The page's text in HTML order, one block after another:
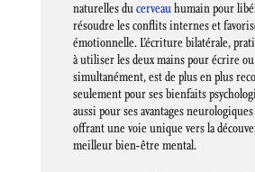
naturelles ducerveauhumain pour
résoudre les conflits internes et
émotionnelle. L’écriture bilatérale,
à utiliser les deux mains pour écrire
simultanément, est de plus en plus
seulement pour ses bienfaits
aussi pour ses avantages
offrant une voie unique vers la
meilleur bien-être mental.